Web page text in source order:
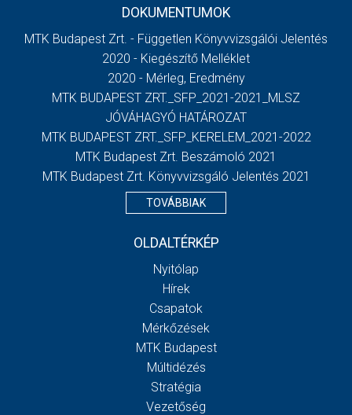
DOKUMENTUMOK
MTK Budapest Zrt. - Független Könyvvizsgálói Jelentés
2020 - Kiegészítő Melléklet
2020 - Mérleg, Eredmény
MTK BUDAPEST ZRT._SFP_2021-2021_MLSZ
JÓVÁHAGYÓ HATÁROZAT
MTK BUDAPEST ZRT._SFP_KERELEM_2021-2022
MTK Budapest Zrt. Beszámoló 2021
MTK Budapest Zrt. Könyvvizsgáló Jelentés 2021
TOVÁBBIAK
OLDALTÉRKÉP
Nyitólap
Hírek
Csapatok
Mérkőzések
MTK Budapest
Múltidézés
Stratégia
Vezetőség